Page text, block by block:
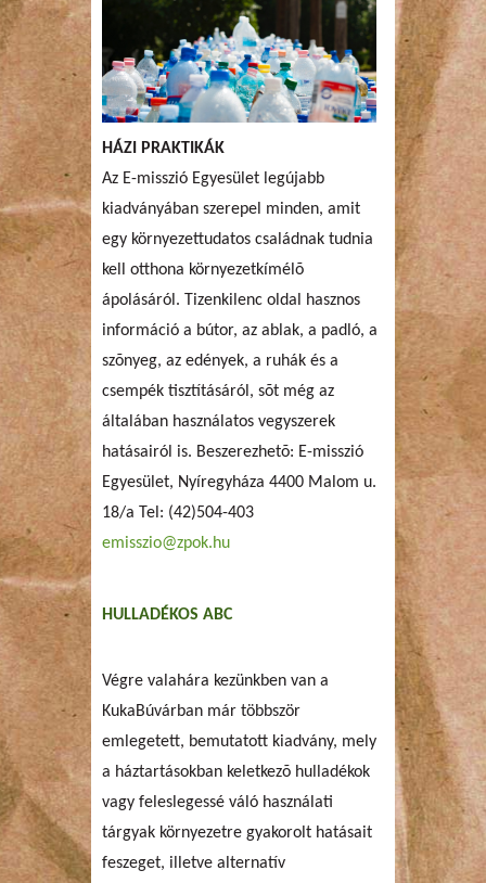
HÁZI PRAKTIKÁK
Az E-misszió Egyesület legújabb
kiadványában szerepel minden, amit
egy környezettudatos családnak tudnia
kell otthona környezetkímélõ
ápolásáról. Tizenkilenc oldal hasznos
információ a bútor, az ablak, a padló, a
szõnyeg, az edények, a ruhák és a
csempék tisztításáról, sõt még az
általában használatos vegyszerek
hatásairól is. Beszerezhetõ: E-misszió
Egyesület, Nyíregyháza 4400 Malom u.
18/a Tel: (42)504-403
emisszio@zpok.hu
HULLADÉKOS ABC
Végre valahára kezünkben van a
KukaBúvárban már többször
emlegetett, bemutatott kiadvány, mely
a háztartásokban keletkezõ hulladékok
vagy feleslegessé váló használati
tárgyak környezetre gyakorolt hatásait
feszeget, illetve alternatív